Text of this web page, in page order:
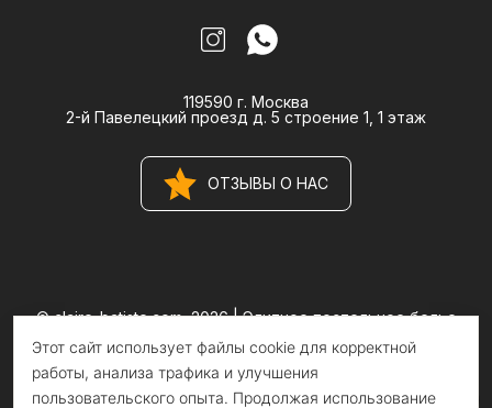
119590 г. Москва
2-й Павелецкий проезд д. 5 строение 1, 1 этаж
ОТЗЫВЫ О НАС
© claire-batiste.com, 2026 |Элитное постельное белье
Информация на сайте носит информационный характер и не
является публичной офертой
Этот сайт использует файлы cookie для корректной
работы, анализа трафика и улучшения
пользовательского опыта. Продолжая использование